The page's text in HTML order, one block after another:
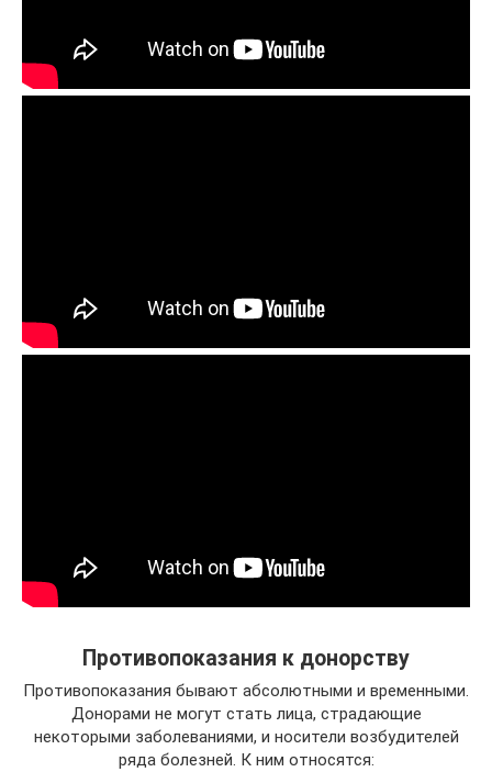
Противопоказания к донорству
Противопоказания бывают абсолютными и временными.
Донорами не могут стать лица, страдающие
некоторыми заболеваниями, и носители возбудителей
ряда болезней. К ним относятся: